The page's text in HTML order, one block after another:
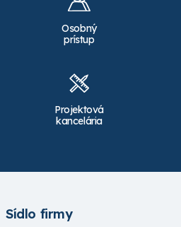
Osobný
prístup
Projektová
kancelária
Sídlo firmy